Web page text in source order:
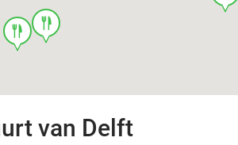
food
food
van Delft